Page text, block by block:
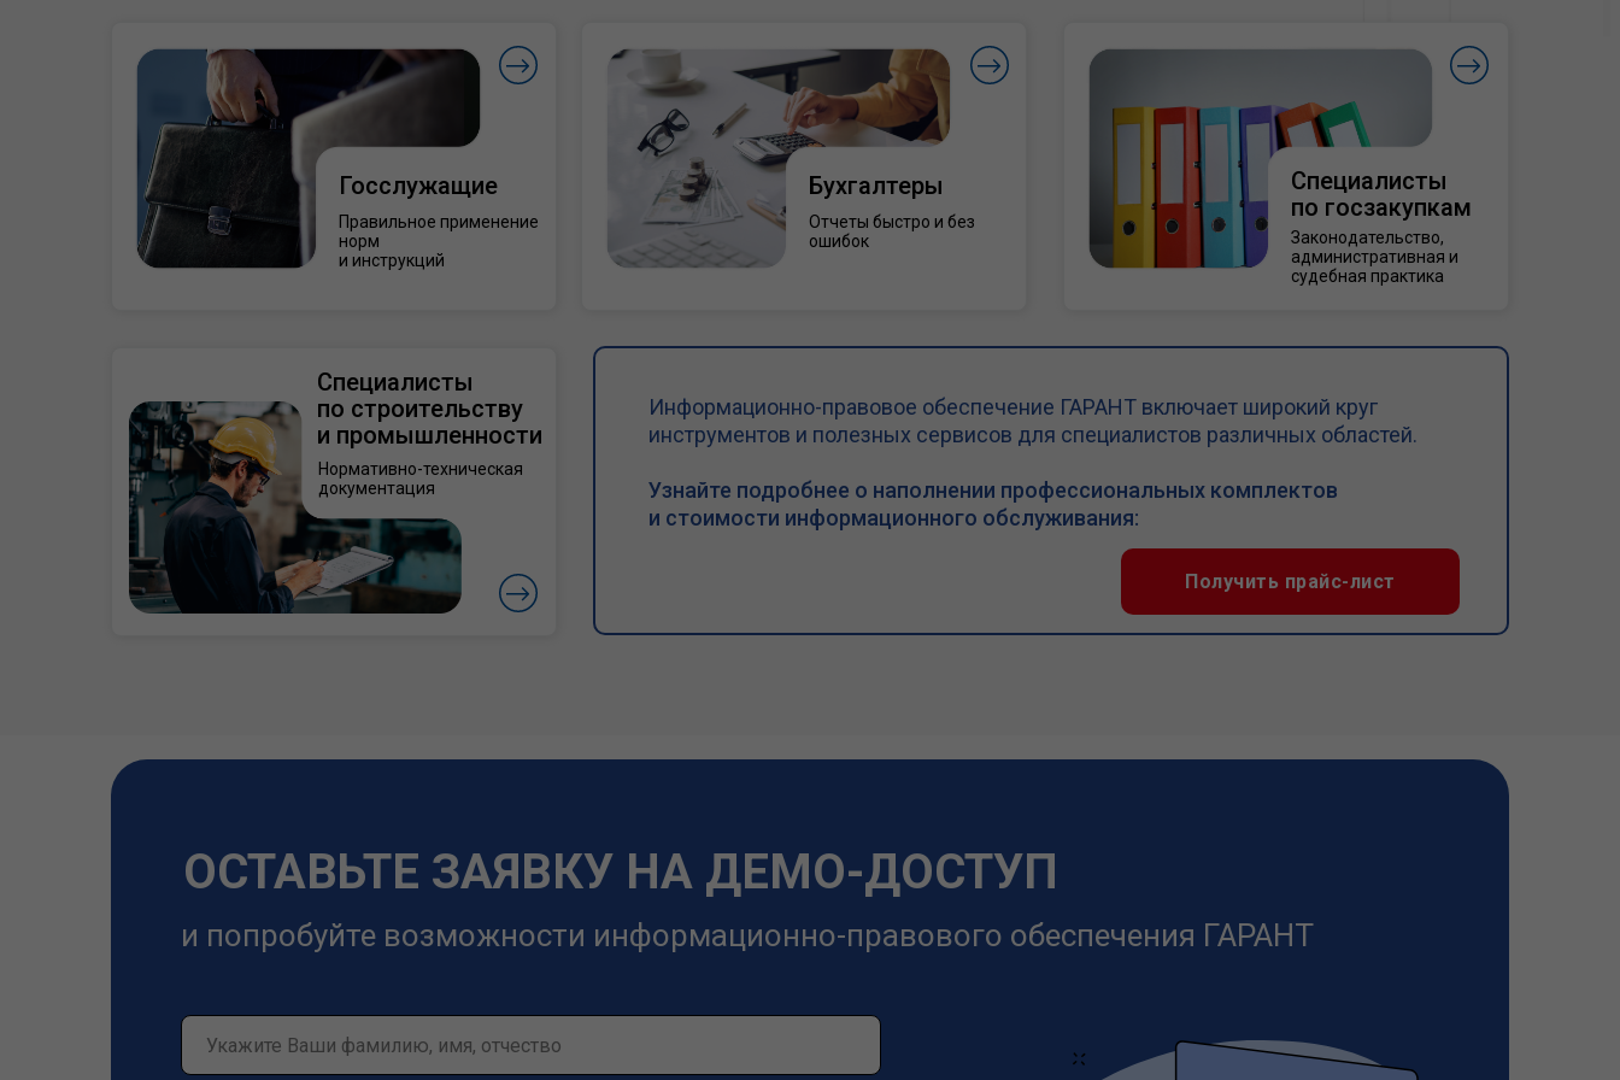
Госслужащие
Правильное применение
норм
и инструкций
Бухгалтеры
Отчеты быстро и без
ошибок
Специалисты
по госзакупкам
Законодательство,
административная и
судебная практика
Получить прайс-лист
Специалисты
по строительству
и промышленности
Нормативно-техническая
документация
Информационно-правовое обеспечение ГАРАНТ включает широкий круг
инструментов и полезных сервисов для специалистов различных областей.
Узнайте подробнее о наполнении профессиональных комплектов
и стоимости информационного обслуживания:
и попробуйте возможности информационно-правового обеспечения ГАРАНТ
ОСТАВЬТЕ ЗАЯВКУ НА ДЕМО-ДОСТУП